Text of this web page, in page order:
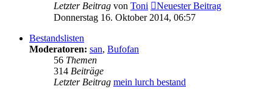
Letzter Beitrag von Toni
Neuester Beitrag
Donnerstag 16. Oktober 2014, 06:57
Bestandslisten
Moderatoren: san, Bufofan
56 Themen
314 Beiträge
Letzter Beitrag mein lurch bestand